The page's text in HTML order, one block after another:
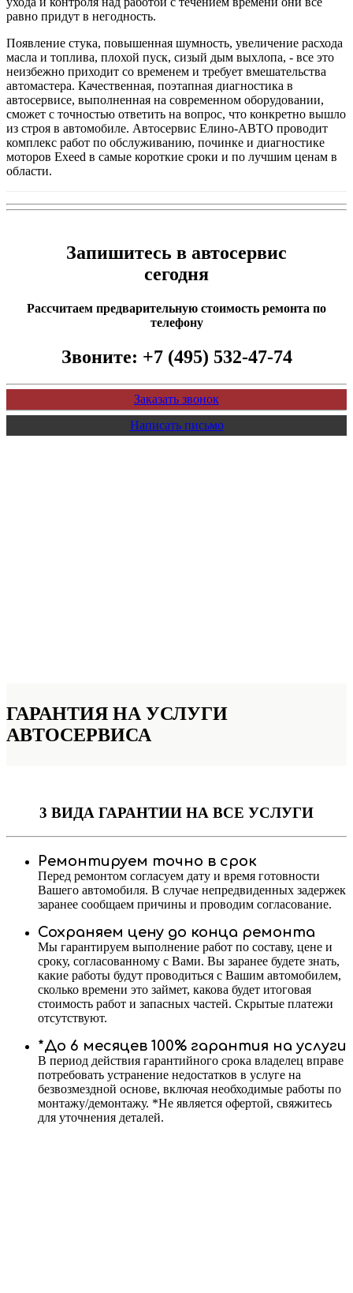
равно придут в негодность.
Появление стука, повышенная шумность, увеличение расхода
масла и топлива, плохой пуск, сизый дым выхлопа, - все это
неизбежно приходит со временем и требует вмешательства
автомастера. Качественная, поэтапная диагностика в
автосервисе, выполненная на современном оборудовании,
сможет с точностью ответить на вопрос, что конкретно вышло
из строя в автомобиле. Автосервис Елино-АВТО проводит
комплекс работ по обслуживанию, починке и диагностике
моторов Exeed в самые короткие сроки и по лучшим ценам в
области.
Запишитесь в автосервис
сегодня
Рассчитаем предварительную стоимость ремонта по
телефону
Звоните: +7 (495) 532-47-74
Заказать звонок
Написать письмо
ГАРАНТИЯ НА УСЛУГИ
АВТОСЕРВИСА
3 ВИДА ГАРАНТИИ НА ВСЕ УСЛУГИ
Ремонтируем точно в срок
Перед ремонтом согласуем дату и время готовности
Вашего автомобиля. В случае непредвиденных задержек
заранее сообщаем причины и проводим согласование.
Сохраняем цену до конца ремонта
Мы гарантируем выполнение работ по составу, цене и
сроку, согласованному с Вами. Вы заранее будете знать,
какие работы будут проводиться с Вашим автомобилем,
сколько времени это займет, какова будет итоговая
стоимость работ и запасных частей. Скрытые платежи
отсутствуют.
*До 6 месяцев 100% гарантия на услуги
В период действия гарантийного срока владелец вправе
потребовать устранение недостатков в услуге на
безвозмездной основе, включая необходимые работы по
монтажу/демонтажу. *Не является офертой, свяжитесь
для уточнения деталей.